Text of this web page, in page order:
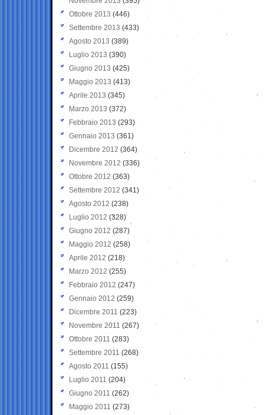
Ottobre 2013 (446)
Settembre 2013 (433)
Agosto 2013 (389)
Luglio 2013 (390)
Giugno 2013 (425)
Maggio 2013 (413)
Aprile 2013 (345)
Marzo 2013 (372)
Febbraio 2013 (293)
Gennaio 2013 (361)
Dicembre 2012 (364)
Novembre 2012 (336)
Ottobre 2012 (363)
Settembre 2012 (341)
Agosto 2012 (238)
Luglio 2012 (328)
Giugno 2012 (287)
Maggio 2012 (258)
Aprile 2012 (218)
Marzo 2012 (255)
Febbraio 2012 (247)
Gennaio 2012 (259)
Dicembre 2011 (223)
Novembre 2011 (267)
Ottobre 2011 (283)
Settembre 2011 (268)
Agosto 2011 (155)
Luglio 2011 (204)
Giugno 2011 (262)
Maggio 2011 (273)